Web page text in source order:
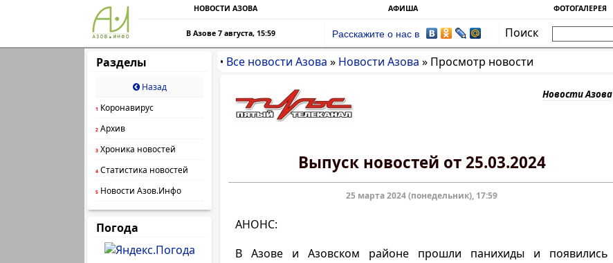
НОВОСТИ АЗОВА АФИША ФОТОГАЛЕРЕЯ
В Азове 7 августа, 15:59 Расскажите о нас в
Поиск
Разделы
Назад
1 Коронавирус
2 Архив
3 Хроника новостей
4 Статистика новостей
5 Новости Азов.Инфо
Погода
• Все новости Азова » Новости Азова » Просмотр новости
Новости Азова
Выпуск новостей от 25.03.2024
25 марта 2024 (понедельник), 17:59
АНОНС:
В Азове и Азовском районе прошли панихиды и появились